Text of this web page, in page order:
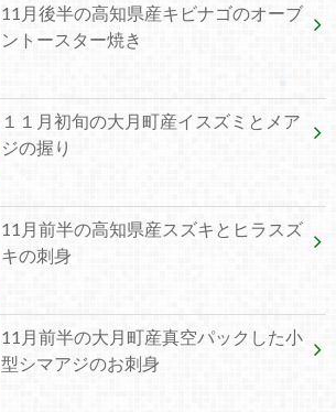
11月後半の高知県産キビナゴのオーブ
ントースター焼き
１１月初旬の大月町産イスズミとメア
ジの握り
11月前半の高知県産スズキとヒラスズ
キの刺身
11月前半の大月町産真空パックした小
型シマアジのお刺身